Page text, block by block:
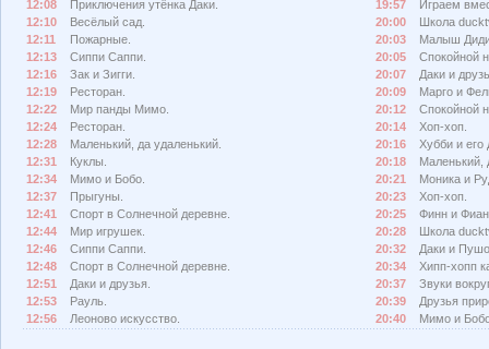
12:08
Приключения утёнка Даки.
12:10
Весёлый сад.
12:11
Пожарные.
12:13
Сиппи Саппи.
12:16
Зак и Зигги.
12:19
Ресторан.
12:22
Мир панды Мимо.
12:24
Ресторан.
12:28
Маленький, да удаленький.
12:31
Куклы.
12:34
Мимо и Бобо.
12:37
Прыгуны.
12:41
Спорт в Солнечной деревне.
12:44
Мир игрушек.
12:46
Сиппи Саппи.
12:48
Спорт в Солнечной деревне.
12:51
Даки и друзья.
12:53
Рауль.
12:56
Леоново искусство.
19:57
Играем
20:00
Школа
20:03
Малыш
20:05
Спокойной
20:07
Даки и
20:09
Марго и
20:12
Спокойной
20:14
Хоп-хоп.
20:16
Хубби и его
20:18
Маленький,
20:21
Моника и
20:23
Хоп-хоп.
20:25
Финн и
20:28
Школа
20:32
Даки и
20:34
Хипп-хопп
20:37
Звуки
20:39
Друзья
20:40
Мимо и